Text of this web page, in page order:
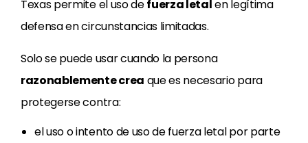
Texas permite el uso defuerza letalen legítima
defensa en circunstancias limitadas.
Solo se puede usar cuando la persona
razonablemente crea que es necesario para
protegerse contra:
el uso o intento de uso de fuerza letal por parte